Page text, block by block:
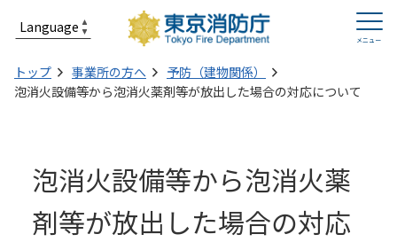
トップ 事業所の方へ
予防（建物関係）
泡消火設備等から泡消火薬剤等が放出した場合の対応について
泡消火設備等から泡消火薬
剤等が放出した場合の対応